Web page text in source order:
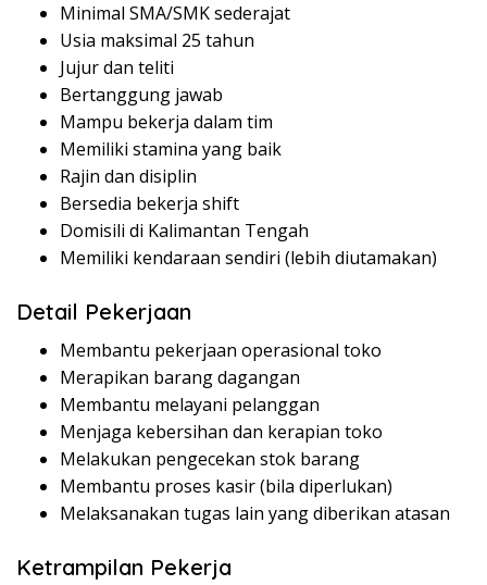
Minimal SMA/SMK sederajat
Usia maksimal 25 tahun
Jujur dan teliti
Bertanggung jawab
Mampu bekerja dalam tim
Memiliki stamina yang baik
Rajin dan disiplin
Bersedia bekerja shift
Domisili di Kalimantan Tengah
Memiliki kendaraan sendiri (lebih diutamakan)
Detail Pekerjaan
Membantu pekerjaan operasional toko
Merapikan barang dagangan
Membantu melayani pelanggan
Menjaga kebersihan dan kerapian toko
Melakukan pengecekan stok barang
Membantu proses kasir (bila diperlukan)
Melaksanakan tugas lain yang diberikan atasan
Ketrampilan Pekerja